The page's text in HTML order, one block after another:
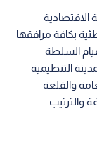
بكافة مرافقها
السلطة
التنظيمية
والقلعة
والترتيب